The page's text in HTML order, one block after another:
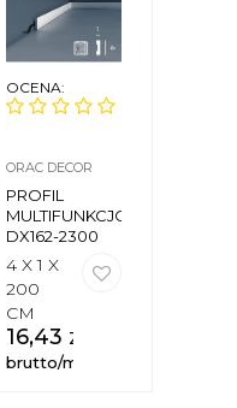
OCENA:
ORAC DECOR
PROFIL
MULTIFUNKCJONALNY
DX162-2300
4 X 1 X
200
CM
16,43 zł
brutto/mb